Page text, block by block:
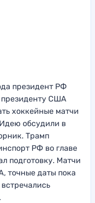
президент РФ
США
хоккейные матчи
обсудили в
Трамп
РФ во главе
подготовку. Матчи
точные даты пока